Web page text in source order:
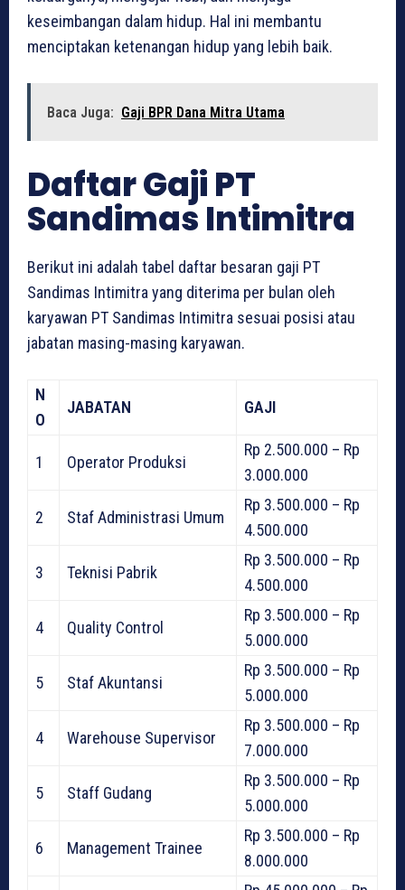
keseimbangan dalam hidup. Hal ini membantu
menciptakan ketenangan hidup yang lebih baik.
Baca Juga: Gaji BPR Dana Mitra Utama
Daftar Gaji PT
Sandimas Intimitra
Berikut ini adalah tabel daftar besaran gaji PT
Sandimas Intimitra yang diterima per bulan oleh
karyawan PT Sandimas Intimitra sesuai posisi atau
jabatan masing-masing karyawan.
N
O
JABATAN GAJI
1 Operator Produksi
Rp 2.500.000 – Rp
3.000.000
2 Staf Administrasi Umum
Rp 3.500.000 – Rp
4.500.000
3 Teknisi Pabrik
Rp 3.500.000 – Rp
4.500.000
4 Quality Control
Rp 3.500.000 – Rp
5.000.000
5 Staf Akuntansi
Rp 3.500.000 – Rp
5.000.000
4 Warehouse Supervisor
Rp 3.500.000 – Rp
7.000.000
5 Staff Gudang
Rp 3.500.000 – Rp
5.000.000
6 Management Trainee
Rp 3.500.000 – Rp
8.000.000